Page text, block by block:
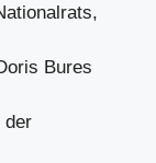
Bures
der